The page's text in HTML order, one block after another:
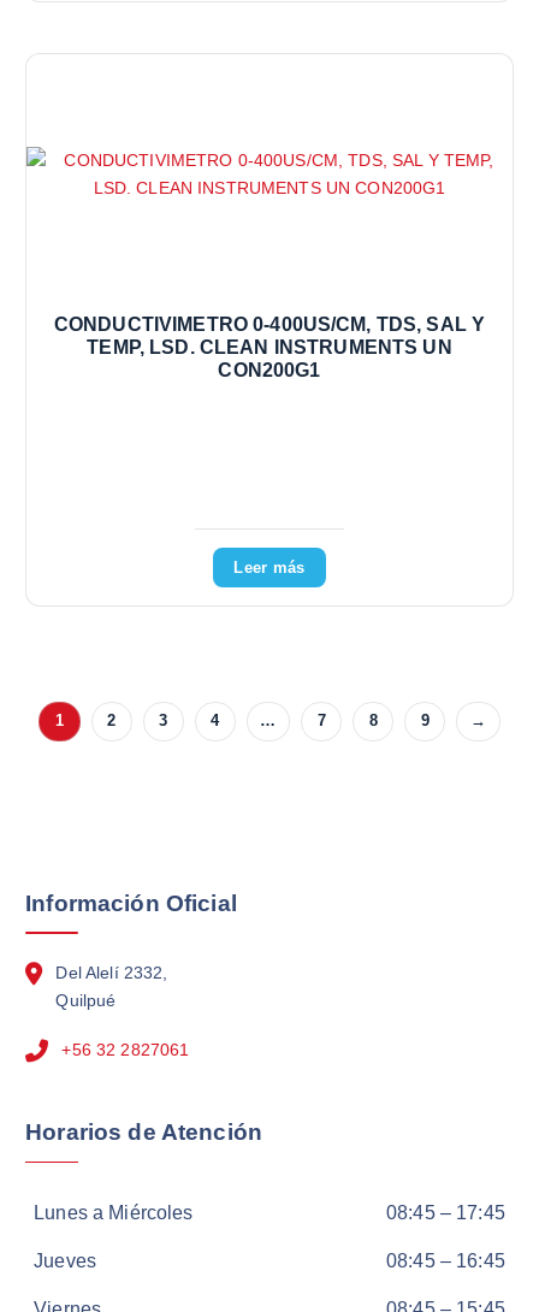
CONDUCTIVIMETRO 0-400US/CM, TDS, SAL Y
TEMP, LSD. CLEAN INSTRUMENTS UN
CON200G1
Leer más
1 2 3 4 … 7 8 9 →
Información Oficial
Del Alelí 2332,
Quilpué
+56 32 2827061
Horarios de Atención
Lunes a Miércoles 08:45 – 17:45
Jueves 08:45 – 16:45